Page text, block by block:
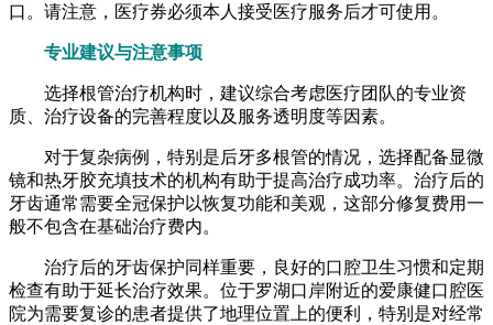
口。请注意，医疗券必须本人接受医疗服务后才可使用。
专业建议与注意事项
选择根管治疗机构时，建议综合考虑医疗团队的专业资
质、治疗设备的完善程度以及服务透明度等因素。
对于复杂病例，特别是后牙多根管的情况，选择配备显微
镜和热牙胶充填技术的机构有助于提高治疗成功率。治疗后的
牙齿通常需要全冠保护以恢复功能和美观，这部分修复费用一
般不包含在基础治疗费内。
治疗后的牙齿保护同样重要，良好的口腔卫生习惯和定期
检查有助于延长治疗效果。位于罗湖口岸附近的爱康健口腔医
院为需要复诊的患者提供了地理位置上的便利，特别是对经常